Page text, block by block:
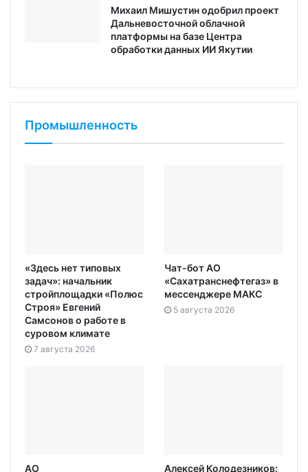
Михаил Мишустин одобрил проект
Дальневосточной облачной
платформы на базе Центра
обработки данных ИИ Якутии
Промышленность
«Здесь нет типовых
задач»: начальник
стройплощадки «Полюс
Строя» Евгений
Самсонов о работе в
суровом климате
7 августа 2026
Чат-бот АО
«Сахатранснефтегаз» в
мессенджере МАКС
5 августа 2026
АО Алексей Колодезников: